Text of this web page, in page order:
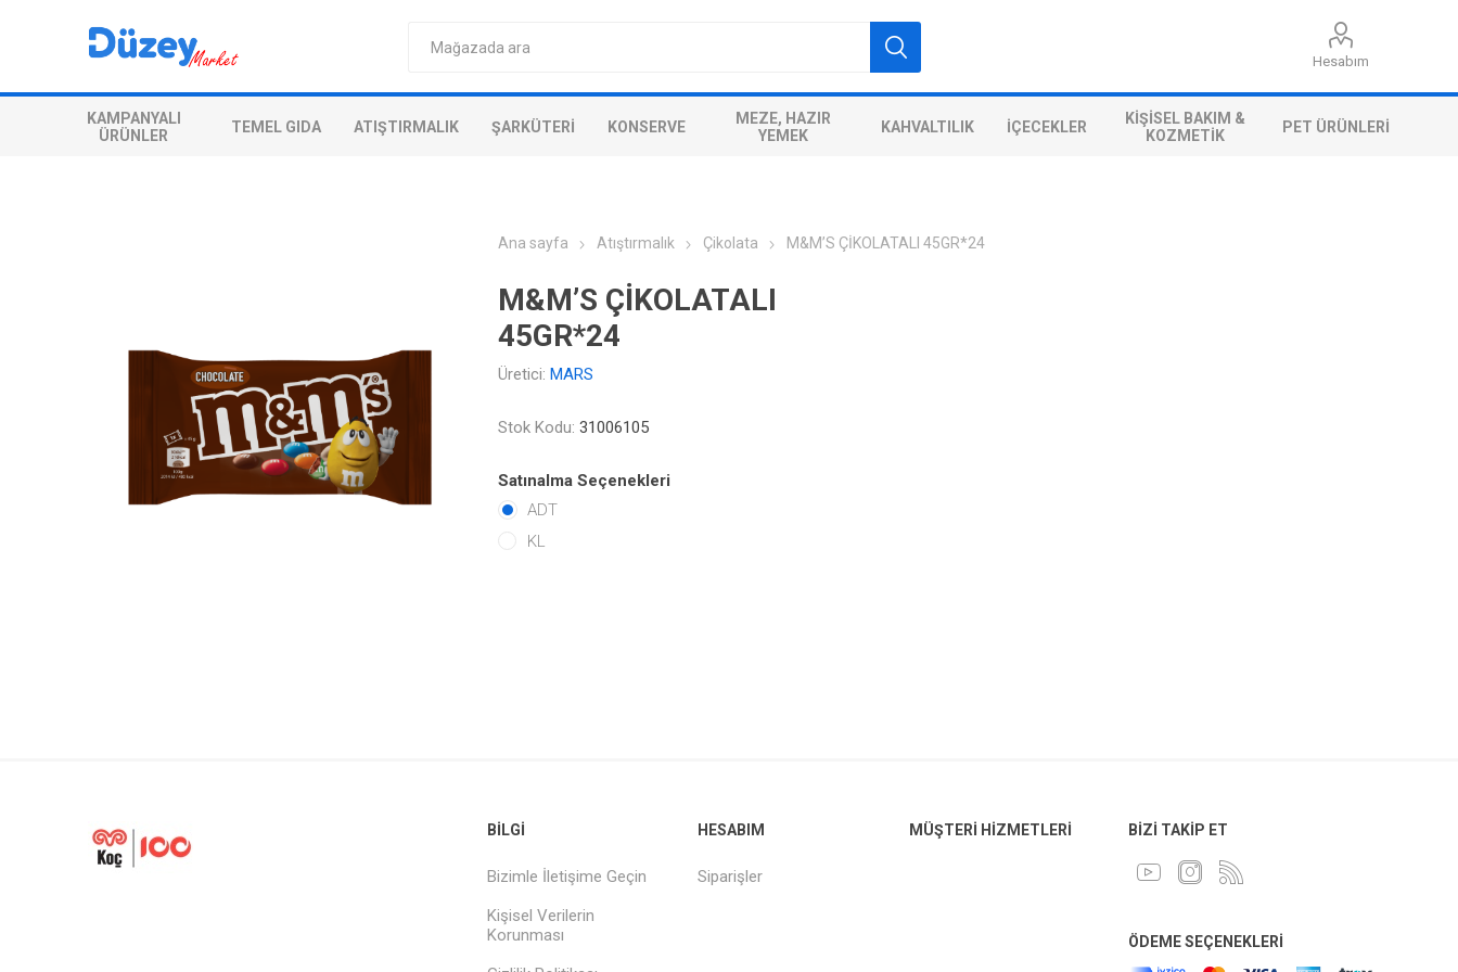
Hesabım
KAMPANYALI
ÜRÜNLER
TEMEL GIDA ATIŞTIRMALIK ŞARKÜTERI KONSERVE
MEZE, HAZIR
YEMEK
KAHVALTILIK İÇECEKLER
KIŞISEL BAKIM &
KOZMETIK
PET ÜRÜNLERI
Ana sayfa Atıştırmalık Çikolata M&M’S ÇİKOLATALI 45GR*24
M&M’S ÇİKOLATALI
45GR*24
Üretici: MARS
Stok Kodu: 31006105
Satınalma Seçenekleri
ADT
KL
BILGI
Bizimle İletişime Geçin
Kişisel Verilerin
Korunması
HESABIM
Siparişler
MÜŞTERI HIZMETLERI BIZI TAKIP ET
ÖDEME SEÇENEKLERI